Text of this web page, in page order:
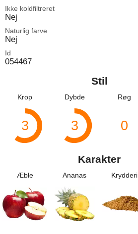
Ikke koldfiltreret
Nej
Naturlig farve
Nej
Id
054467
Stil
Krop
3
Dybde
3
Røg
0
Karakter
Æble Ananas Krydderi